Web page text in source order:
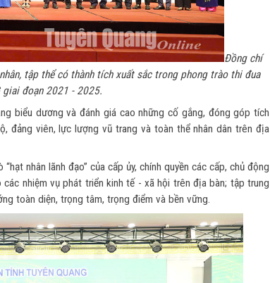
Đồng chí
tập thể có thành tích xuất sắc trong phong trào thi đua
giai đoạn 2021 - 2025.
biểu dương và đánh giá cao những cố gắng, đóng góp tích
đảng viên, lực lượng vũ trang và toàn thể nhân dân trên địa
nhân lãnh đạo” của cấp ủy, chính quyền các cấp, chủ động
nhiệm vụ phát triển kinh tế - xã hội trên địa bàn; tập trung
toàn diện, trọng tâm, trọng điểm và bền vững.